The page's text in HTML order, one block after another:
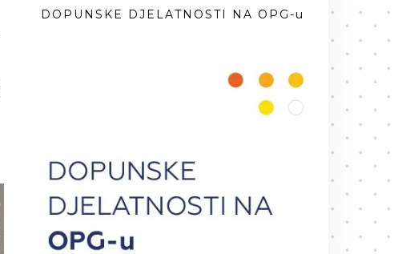
DOPUNSKE DJELATNOSTI NA OPG-u